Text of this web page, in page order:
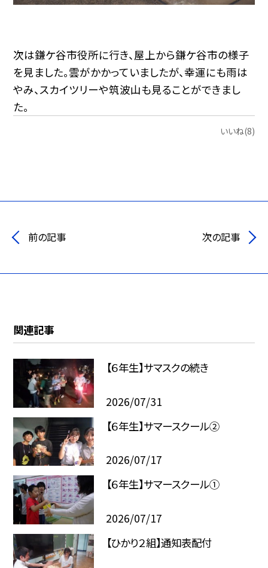
次は鎌ケ谷市役所に行き、屋上から鎌ケ谷市の様子
を見ました。雲がかかっていましたが、幸運にも雨は
やみ、スカイツリーや筑波山も見ることができまし
た。
いいね(8)
前の記事 次の記事
関連記事
【６年生】サマスクの続き
2026/07/31
【６年生】サマースクール②
2026/07/17
【６年生】サマースクール①
2026/07/17
【ひかり２組】通知表配付